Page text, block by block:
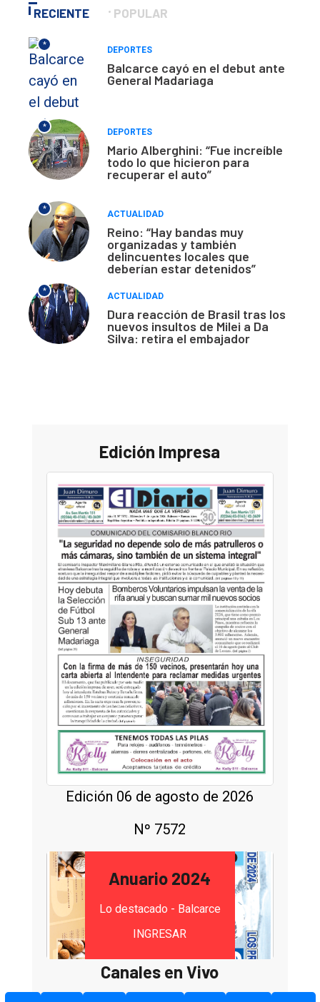
RECIENTE POPULAR
*
DEPORTES
Balcarce cayó en el debut ante
General Madariaga
*
DEPORTES
Mario Alberghini: “Fue increíble
todo lo que hicieron para
recuperar el auto”
*
ACTUALIDAD
Reino: “Hay bandas muy
organizadas y también
delincuentes locales que
deberían estar detenidos”
*
ACTUALIDAD
Dura reacción de Brasil tras los
nuevos insultos de Milei a Da
Silva: retira el embajador
Edición Impresa
Edición 06 de agosto de 2026
Nº 7572
Anuario 2024
Lo destacado - Balcarce
INGRESAR
Canales en Vivo